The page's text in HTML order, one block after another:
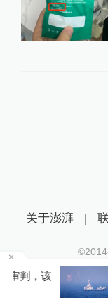
该
直
成”
关于澎湃 |
沪ICP证：沪
互联网新